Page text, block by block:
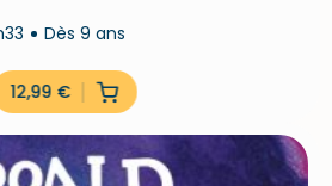
Dès 9 ans
12,99 €